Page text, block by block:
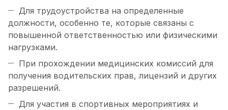
Для трудоустройства на определенные
должности, особенно те, которые связаны с
повышенной ответственностью или физическими
нагрузками.
При прохождении медицинских комиссий для
получения водительских прав, лицензий и других
разрешений.
Для участия в спортивных мероприятиях и